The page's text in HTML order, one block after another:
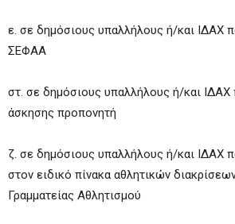
ε. σε δημόσιους υπαλλήλους ή/και ΙΔΑΧ
ΣΕΦΑΑ
στ. σε δημόσιους υπαλλήλους ή/και ΙΔΑΧ
άσκησης προπονητή
ζ. σε δημόσιους υπαλλήλους ή/και ΙΔΑΧ
στον ειδικό πίνακα αθλητικών
Γραμματείας Αθλητισμού